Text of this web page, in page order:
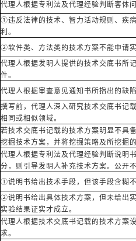
代理人根据专利法及代理经验判断客体
①违反法律的技术、智力活动规则、疾
利。
②软件类、方法类的技术方案不能申请
代理人根据发明人提供的技术交底书所
件。
代理人根据审查意见通知书所指出的缺
撰写前，代理人深入研究技术交底书记
相同或相似领域。
若技术交底书记载的技术方案明显不具
挖掘技术方案，并将挖掘策略及所挖掘
代理人根据专利法及代理经验判断说明
分，则引导发明人补充技术方案。公开
①说明书给出技术手段，但该手段含糊
②说明书给出具体技术方案，但未给出
实验结果证实才成立。
代理人根据技术交底书记载的技术方案
求。